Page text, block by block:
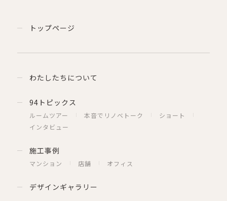
トップページ
わたしたちについて
94トピックス
ルームツアー 本音でリノベトーク
ショート
インタビュー
施工事例
マンション 店舗 オフィス
デザインギャラリー